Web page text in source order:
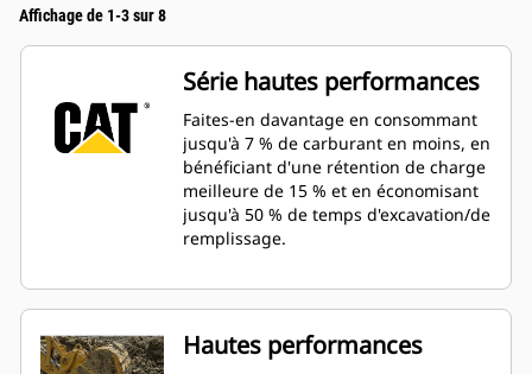
Affichage de 1-3 sur 8
Série hautes performances
Faites-en davantage en consommant
jusqu'à 7 % de carburant en moins, en
bénéficiant d'une rétention de charge
meilleure de 15 % et en économisant
jusqu'à 50 % de temps d'excavation/de
remplissage.
Hautes performances